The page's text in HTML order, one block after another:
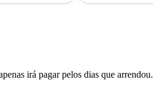
irá pagar pelos dias que arrendou.